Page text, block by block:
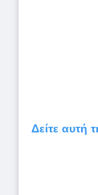
Δείτε αυτή